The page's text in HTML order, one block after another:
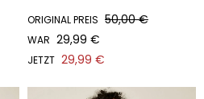
ORIGINAL PREIS 50,00 €
WAR 29,99 €
JETZT 29,99 €